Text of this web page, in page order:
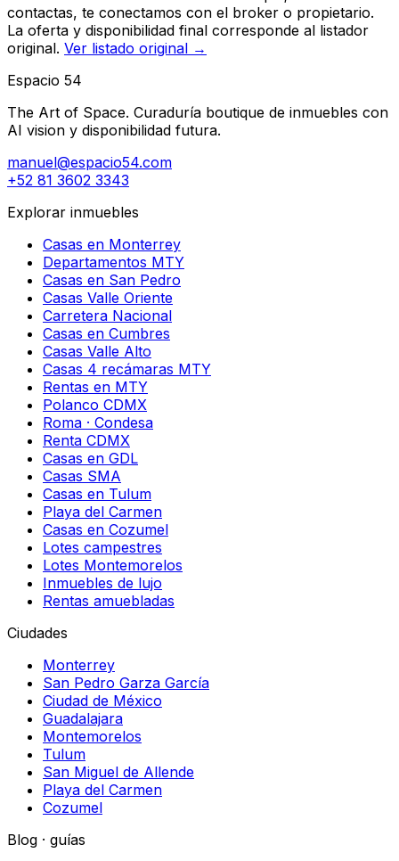
contactas, te conectamos con el broker o propietario.
La oferta y disponibilidad final corresponde al listador
original. Ver listado original →
Espacio 54
The Art of Space. Curaduría boutique de inmuebles con
AI vision y disponibilidad futura.
manuel@espacio54.com
+52 81 3602 3343
Explorar inmuebles
Casas en Monterrey
Departamentos MTY
Casas en San Pedro
Casas Valle Oriente
Carretera Nacional
Casas en Cumbres
Casas Valle Alto
Casas 4 recámaras MTY
Rentas en MTY
Polanco CDMX
Roma · Condesa
Renta CDMX
Casas en GDL
Casas SMA
Casas en Tulum
Playa del Carmen
Casas en Cozumel
Lotes campestres
Lotes Montemorelos
Inmuebles de lujo
Rentas amuebladas
Ciudades
Monterrey
San Pedro Garza García
Ciudad de México
Guadalajara
Montemorelos
Tulum
San Miguel de Allende
Playa del Carmen
Cozumel
Blog · guías